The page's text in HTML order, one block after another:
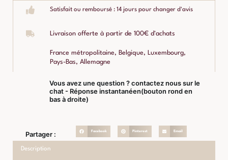
Satisfait ou remboursé : 14 jours pour changer d'avis
Livraison offerte à partir de 100€ d'achats
France métropolitaine, Belgique, Luxembourg,
Pays-Bas, Allemagne
Vous avez une question ? contactez nous sur le
chat - Réponse instantanéen(bouton rond en
bas à droite)
Partager : Facebook Pinterest Email
Description